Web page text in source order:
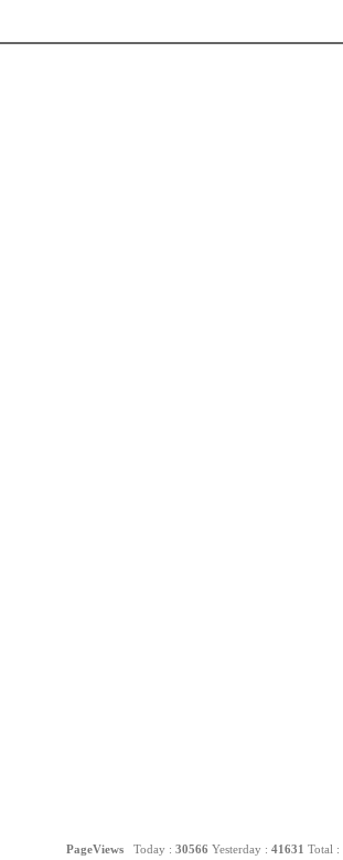
PageViews Today : 30566 Yesterday : 41631 Total :